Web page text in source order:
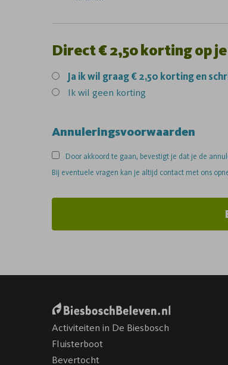
Direct € 2,50 korting op
Ja ik wil graag € 2,50 korting en
Ik wil geen korting
Annuleringsvoorwaarden
Door akkoord te gaan, bevestigt je dat je de
Bij eventuele vragen kan je altijd contact met ons
Activiteiten in De Biesbosch
Fluisterboot
Bevertocht